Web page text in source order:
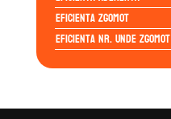
Eficienta Zgomot
Eficienta Nr. Unde Zgomot